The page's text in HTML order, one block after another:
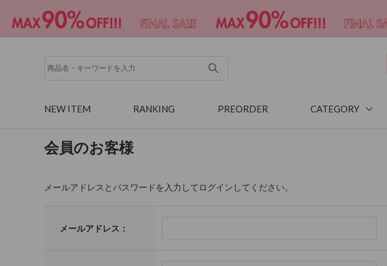
NEW ITEM RANKING PREORDER CATEGORY
会員のお客様
メールアドレスとパスワードを入力してログインしてください。
メールアドレス：